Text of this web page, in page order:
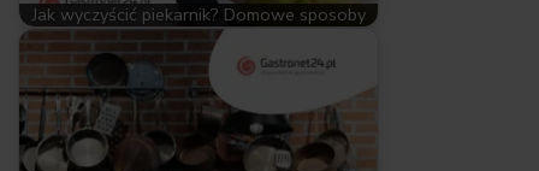
Jak wyczyścić piekarnik? Domowe sposoby